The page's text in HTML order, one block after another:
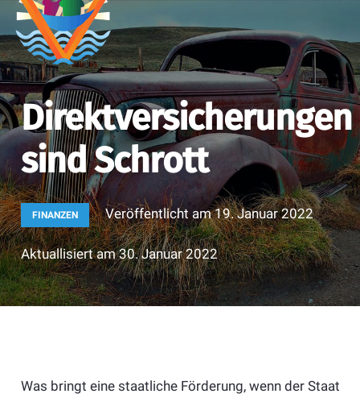
Direktversicherungen
sind Schrott
FINANZEN Veröffentlicht am19. Januar 2022
Aktuallisiert am30. Januar 2022
Was bringt eine staatliche Förderung, wenn der Staat